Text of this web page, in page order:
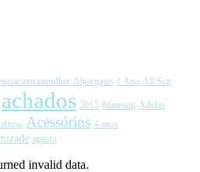
Alpargatas 1 Ano All Star
achados 2015 #timesup Adidas
Acessórios 4 anos
agusta
invalid data.